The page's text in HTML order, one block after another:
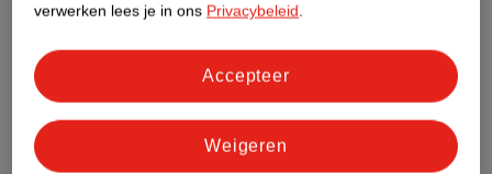
Meer informatie
Bestel & Bezorginformatie
verwerken lees je in ons Privacybeleid.
Weigeren
Accepteer